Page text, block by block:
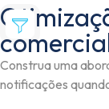
Construa uma
notificações